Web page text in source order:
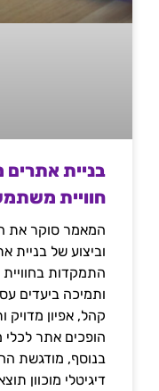
בניית אתרים
חוויית
המאמר סוקר את
וביצוע של בניית
התמקדות בחוויית
ותמיכה ביעדים
קהל, אפיון מדויק
הופכים אתר לכלי
בנוסף, מודגשת
דיגיטלי מוכוון